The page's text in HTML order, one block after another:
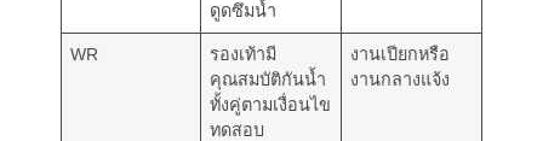
ดูดซึมน้ำ
WR
รองเท้ามี
คุณสมบัติกันน้ำ
ทั้งคู่ตามเงื่อนไข
ทดสอบ
งานเปียกหรือ
งานกลางแจ้ง